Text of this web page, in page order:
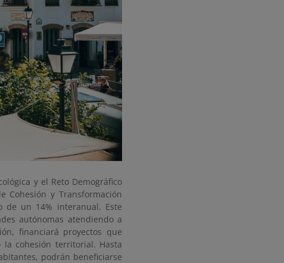
y el Reto Demográfico
Cohesión y Transformación
de un 14% interanual. Este
autónomas atendiendo a
financiará proyectos que
la cohesión territorial. Hasta
podrán beneficiarse